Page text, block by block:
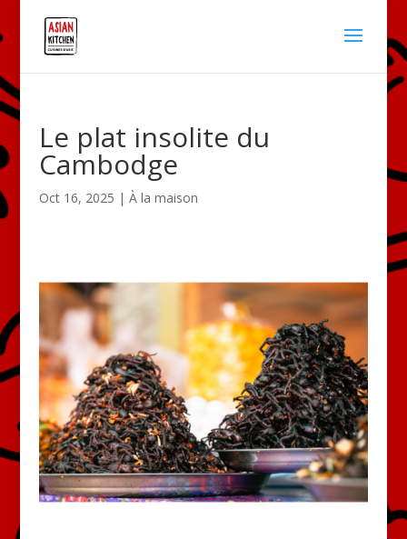
Le plat insolite du
Cambodge
Oct 16, 2025 | À la maison